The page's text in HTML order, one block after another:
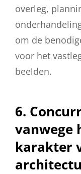
overleg,
om de
voor het
beelden.
6.
vanwege
karakter